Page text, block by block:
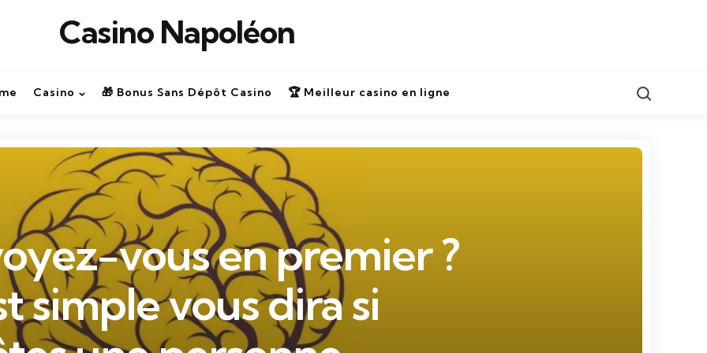
Casino Napoléon
Casino 🎁 Bonus Sans Dépôt Casino 🏆 Meilleur casino en ligne
vous en premier ?
simple vous dira si